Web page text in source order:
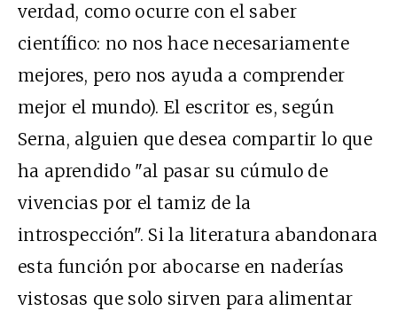
verdad, como ocurre con el saber
científico: no nos hace necesariamente
mejores, pero nos ayuda a comprender
mejor el mundo). El escritor es, según
Serna, alguien que desea compartir lo que
ha aprendido "al pasar su cúmulo de
vivencias por el tamiz de la
introspección". Si la literatura abandonara
esta función por abocarse en naderías
vistosas que solo sirven para alimentar